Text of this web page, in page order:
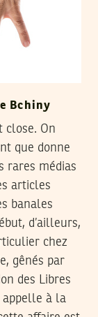
Bchiny
close. On
que donne
rares médias
articles
banales
d’ailleurs,
chez
gênés par
des Libres
appelle à la